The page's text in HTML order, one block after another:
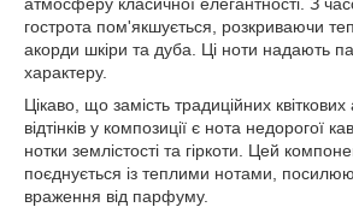
гострота пом'якшується, розкриваючи
акорди шкіри та дуба. Ці ноти надають
характеру.
Цікаво, що замість традиційних
відтінків у композиції є нота недорогої
нотки землістості та гіркоти. Цей
поєднується із теплими нотами,
враження від парфуму.